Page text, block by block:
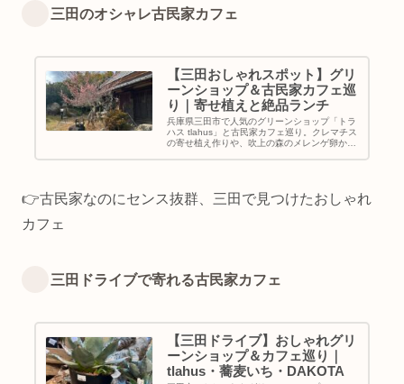
三田のオシャレ古民家カフェ
【三田おしゃれスポット】グリ
ーンショップ＆古民家カフェ巡
り｜寄せ植えと絶品ランチ
兵庫県三田市で人気のグリーンショップ「トラ
ハス tlahus」と古民家カフェ巡り。クレマチス
の寄せ植え作りや、吹上の森のメレンゲ卵かけ
👉古民家なのにセンス抜群、三田で見つけたおしゃれ
カフェ
三田ドライブで寄れる古民家カフェ
【三田ドライブ】おしゃれグリ
ーンショップ＆カフェ巡り｜
tlahus・蕎麦いち・DAKOTA